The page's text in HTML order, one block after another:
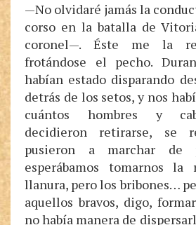
—No olvidaré jamás la
corso en la batalla de
coronel—. Éste me la
frotándose el pecho.
habían estado disparando
detrás de los setos, y nos
cuántos hombres y
decidieron retirarse, se
pusieron a marchar de
esperábamos tomarnos
llanura, pero los bribones…
aquellos bravos, digo,
no había manera de